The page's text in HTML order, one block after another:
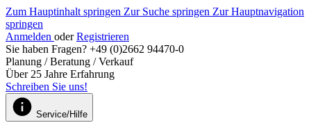
Zum Hauptinhalt springen Zur Suche springen Zur Hauptnavigation
springen
Anmelden oder Registrieren
Sie haben Fragen? +49 (0)2662 94470-0
Planung / Beratung / Verkauf
Über 25 Jahre Erfahrung
Schreiben Sie uns!
Service/Hilfe